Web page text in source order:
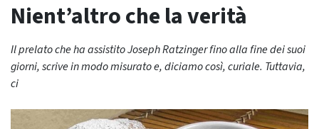
Nient’altro che la verità
Il prelato che ha assistito Joseph Ratzinger fino alla fine dei suoi
giorni, scrive in modo misurato e, diciamo così, curiale. Tuttavia,
ci